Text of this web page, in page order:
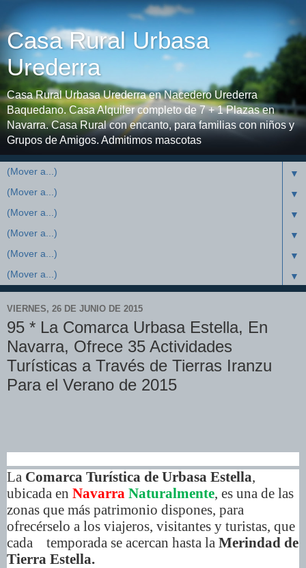
Casa Rural Urbasa
Urederra
Casa Rural Urbasa Urederra en Nacedero Urederra
Baquedano. Casa Alquiler completo de 7 + 1 Plazas en
Navarra. Casa Rural con encanto, para familias con niños y
Grupos de Amigos. Admitimos mascotas
▼
▼
▼
▼
▼
▼
VIERNES, 26 DE JUNIO DE 2015
95 * La Comarca Urbasa Estella, En
Navarra, Ofrece 35 Actividades
Turísticas a Través de Tierras Iranzu
Para el Verano de 2015
La Comarca Turística de Urbasa Estella,
ubicada en Navarra Naturalmente, es una de las
zonas que más patrimonio dispones, para
ofrecérselo a los viajeros, visitantes y turistas, que
cada temporada se acercan hasta la Merindad de
Tierra Estella.